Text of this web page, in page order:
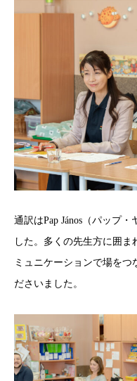
通訳はPap János（パップ
した。多くの先生方に囲
ミュニケーションで場をつ
ださいました。